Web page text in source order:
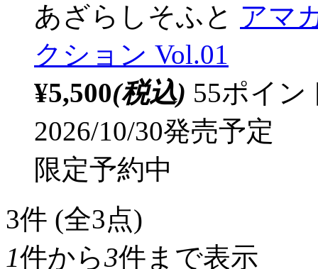
あざらしそふと アマ
クション Vol.01
¥5,500(税込) 55ポイ
2026/10/30発売予定
限定予約中
3件 (全3点)
1件から3件まで表示